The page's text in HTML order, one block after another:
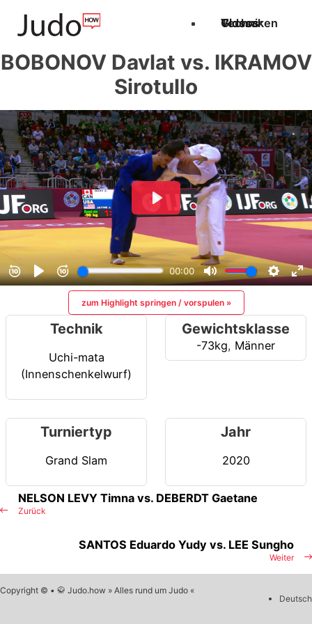
Techniken
Videos
Glossar
BOBONOV Davlat vs. IKRAMOV
Sirotullo
zum Highlight springen / vorspulen »
Technik
Uchi-mata
(Innenschenkelwurf)
Gewichtsklasse
-73kg, Männer
Turniertyp
Grand Slam
Jahr
2020
Zurück
NELSON LEVY Timna vs. DEBERDT Gaetane
Weiter
SANTOS Eduardo Yudy vs. LEE Sungho
Copyright © • 🥋 Judo.how » Alles rund um Judo «
Deutsch